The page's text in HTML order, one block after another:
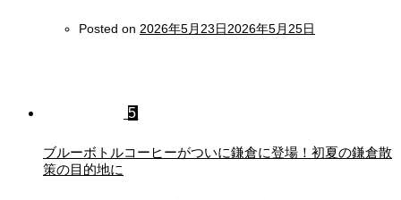
Posted on 2026年5月23日2026年5月25日
5
ブルーボトルコーヒーがついに鎌倉に登場！初夏の鎌倉散
策の目的地に